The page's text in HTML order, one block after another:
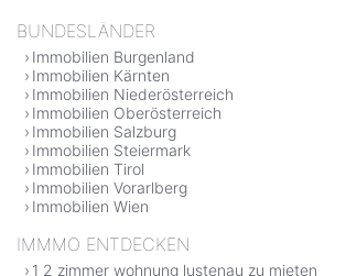
BUNDESLÄNDER
Immobilien Burgenland
Immobilien Kärnten
Immobilien Niederösterreich
Immobilien Oberösterreich
Immobilien Salzburg
Immobilien Steiermark
Immobilien Tirol
Immobilien Vorarlberg
Immobilien Wien
IMMMO ENTDECKEN
1 2 zimmer wohnung lustenau zu mieten